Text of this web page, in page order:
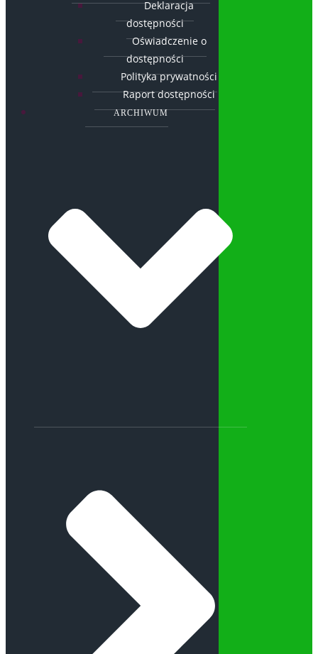
Deklaracja
dostępności
Oświadczenie o
dostępności
Polityka prywatności
Raport dostępności
ARCHIWUM